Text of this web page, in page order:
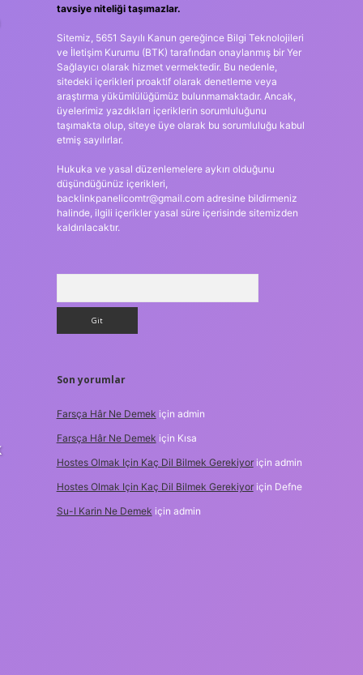
tavsiye niteliği taşımazlar.
Sitemiz, 5651 Sayılı Kanun gereğince Bilgi Teknolojileri
ve İletişim Kurumu (BTK) tarafından onaylanmış bir Yer
Sağlayıcı olarak hizmet vermektedir. Bu nedenle,
sitedeki içerikleri proaktif olarak denetleme veya
araştırma yükümlülüğümüz bulunmamaktadır. Ancak,
üyelerimiz yazdıkları içeriklerin sorumluluğunu
taşımakta olup, siteye üye olarak bu sorumluluğu kabul
etmiş sayılırlar.
Hukuka ve yasal düzenlemelere aykırı olduğunu
düşündüğünüz içerikleri,
backlinkpanelicomtr@gmail.comadresine bildirmeniz
halinde, ilgili içerikler yasal süre içerisinde sitemizden
kaldırılacaktır.
Son yorumlar
Farsça Hâr Ne Demek için admin
Farsça Hâr Ne Demek için Kısa
Hostes Olmak Için Kaç Dil Bilmek Gerekiyoriçin admin
Hostes Olmak Için Kaç Dil Bilmek Gerekiyoriçin Defne
Su-I Karin Ne Demek için admin